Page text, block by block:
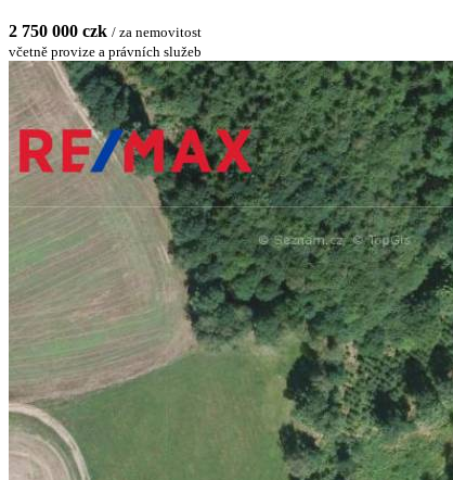
2 750 000 czk / za nemovitost
včetně provize a právních služeb